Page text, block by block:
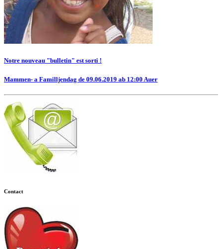
Notre nouveau "bulletin" est sorti !
Mammen- a Familljendag de 09.06.2019 ab 12:00 Auer
Contact